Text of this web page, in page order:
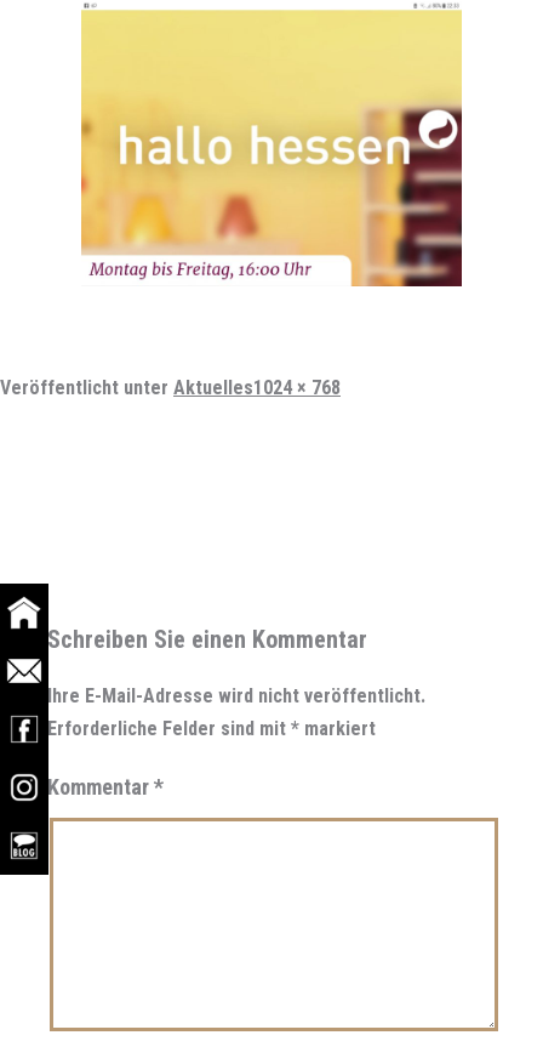
Veröffentlicht unter AktuellesVollständige
1024 × 768
Schreiben Sie einen Kommentar
Ihre E-Mail-Adresse wird nicht veröffentlicht.
Erforderliche Felder sind mit * markiert
Kommentar*